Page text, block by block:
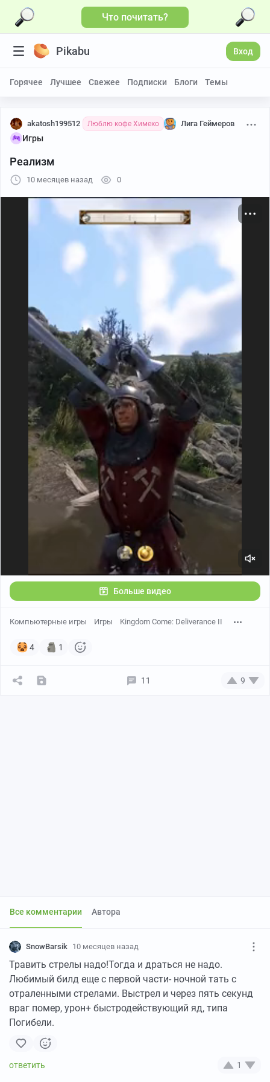
Что почитать?
Pikabu Вход
Горячее Лучшее Свежее Подписки Блоги Темы
akatosh199512 Люблю кофе Химеко Лига Геймеров
Игры
Реализм
10 месяцев назад 0
Больше видео
Компьютерные игры Игры Kingdom Come: Deliverance II
4 1
11 9
Все комментарии Автора
SnowBarsik 10 месяцев назад
Травить стрелы надо!Тогда и драться не надо.
Любимый билд еще с первой части- ночной тать с
отраленными стрелами. Выстрел и через пять секунд
враг помер, урон+ быстродействующий яд, типа
Погибели.
1
Больше видео